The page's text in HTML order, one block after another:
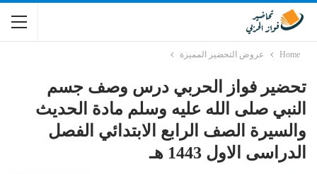
Home عروض التحضير المميزة
تحضير فواز الحربي درس وصف جسم
النبي صلى الله عليه وسلم مادة الحديث
والسيرة الصف الرابع الابتدائي الفصل
الدراسى الاول 1443 هـ